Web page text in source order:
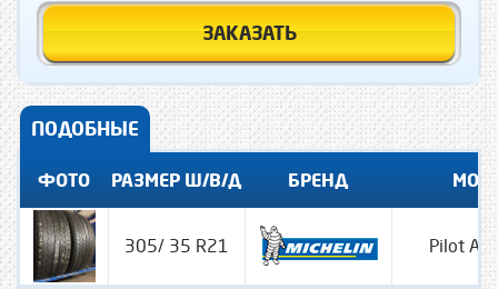
ЗАКАЗАТЬ
ПОДОБНЫЕ
ФОТО РАЗМЕР Ш/В/Д БРЕНД
305/ 35 R21 Pilot